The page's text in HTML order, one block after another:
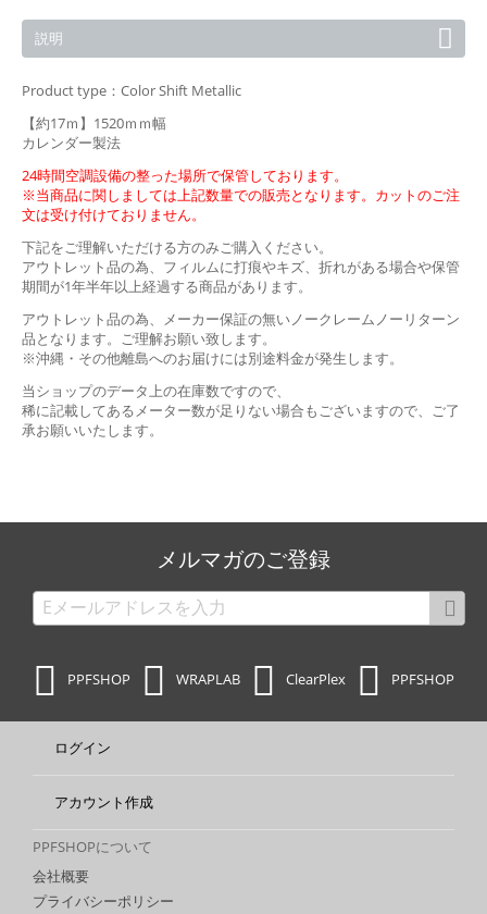
説明
Product type：Color Shift Metallic
【約17ｍ】1520ｍｍ幅
カレンダー製法
24時間空調設備の整った場所で保管しております。
※当商品に関しましては上記数量での販売となります。カットのご注
文は受け付けておりません。
下記をご理解いただける方のみご購入ください。
アウトレット品の為、フィルムに打痕やキズ、折れがある場合や保管
期間が1年半年以上経過する商品があります。
アウトレット品の為、メーカー保証の無いノークレームノーリターン
品となります。ご理解お願い致します。
※沖縄・その他離島へのお届けには別途料金が発生します。
当ショップのデータ上の在庫数ですので、
稀に記載してあるメーター数が足りない場合もございますので、ご了
承お願いいたします。
メルマガのご登録
PPFSHOP WRAPLAB ClearPlex PPFSHOP
ログイン
アカウント作成
PPFSHOPについて
会社概要
プライバシーポリシー